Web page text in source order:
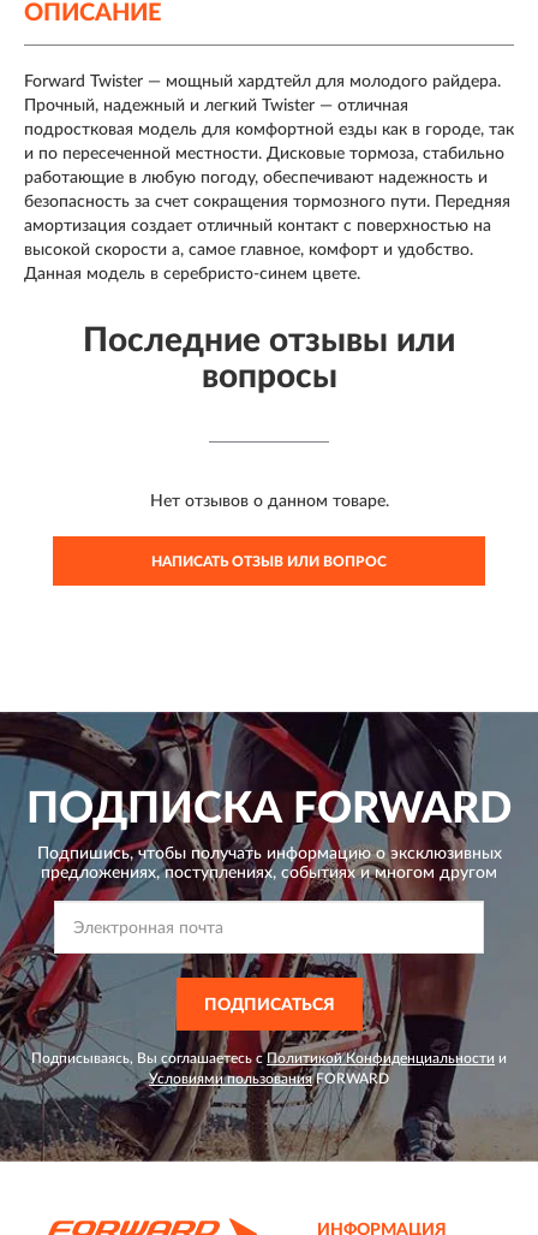
ОПИСАНИЕ
Forward Twister — мощный хардтейл для молодого райдера.
Прочный, надежный и легкий Twister — отличная
подростковая модель для комфортной езды как в городе, так
и по пересеченной местности. Дисковые тормоза, стабильно
работающие в любую погоду, обеспечивают надежность и
безопасность за счет сокращения тормозного пути. Передняя
амортизация создает отличный контакт с поверхностью на
высокой скорости а, самое главное, комфорт и удобство.
Данная модель в серебристо-синем цвете.
Последние отзывы или
вопросы
Нет отзывов о данном товаре.
НАПИСАТЬ ОТЗЫВ ИЛИ ВОПРОС
ПОДПИСКАFORWARD
Подпишись, чтобы получать информацию о эксклюзивных
предложениях,поступлениях, событиях и многом другом
ПОДПИСАТЬСЯ
Подписываясь, Вы соглашаетесь с Политикой Конфиденциальности и
Условиями пользованияFORWARD
ИНФОРМАЦИЯ